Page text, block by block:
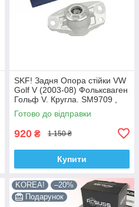
SKF! Задня Опора стійки VW
Golf V (2003-08) Фольксваген
Гольф V. Кругла. SM9709 ,
802382 , KB957.09 ,
VKDA40127
Готово до відправки
920 ₴ 1 150 ₴
Купити
KOREA!
–20%
Подарунок